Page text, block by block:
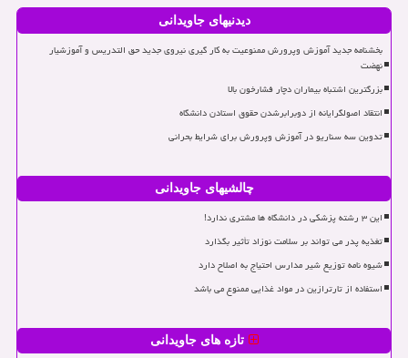
دیدنیهای جاویدانی
بخشنامه جدید آموزش وپرورش ممنوعیت به کار گیری نیروی جدید حق التدریس و آموزشیار
نهضت
بزرگترین اشتباه بیماران دچار فشارخون بالا
انتقاد اصولگرایانه از دوبرابرشدن حقوق استادن دانشگاه
تدوین سه سناریو در آموزش وپرورش برای شرایط بحرانی
چالشیهای جاویدانی
این ۳ رشته پزشکی در دانشگاه ها مشتری ندارد!
تغذیه پدر می تواند بر سلامت نوزاد تأثیر بگذارد
شیوه نامه توزیع شیر مدارس احتیاج به اصلاح دارد
استفاده از تارترازین در مواد غذایی ممنوع می باشد
تازه های جاویدانی